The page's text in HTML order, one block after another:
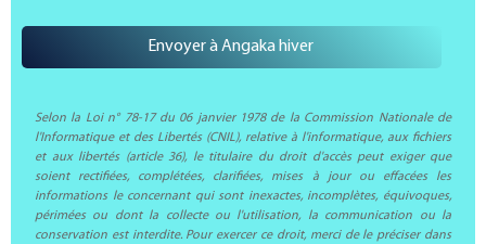
Selon la Loi n° 78-17 du 06 janvier 1978 de la Commission Nationale de
l'Informatique et des Libertés (CNIL), relative à l'informatique, aux fichiers
et aux libertés (article 36), le titulaire du droit d'accès peut exiger que
soient rectifiées, complétées, clarifiées, mises à jour ou effacées les
informations le concernant qui sont inexactes, incomplètes, équivoques,
périmées ou dont la collecte ou l'utilisation, la communication ou la
conservation est interdite. Pour exercer ce droit, merci de le préciser dans